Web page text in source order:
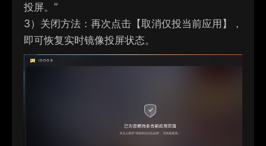
投屏。”
3） 关闭方法：再次点击【取消仅投当前应用】，
即可恢复实时镜像投屏状态。